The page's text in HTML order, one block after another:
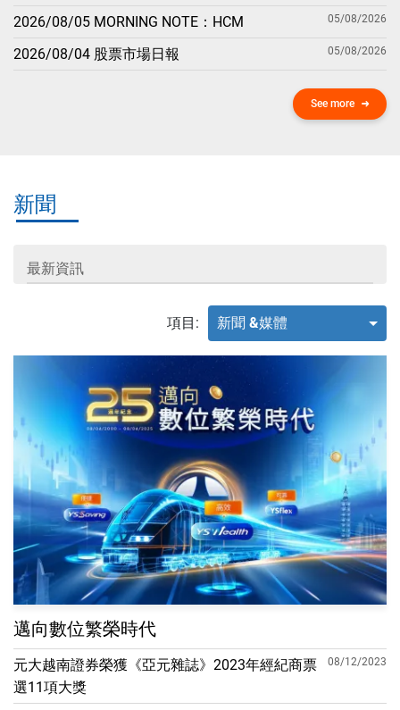
2026/08/05 MORNING NOTE：HCM 05/08/2026
2026/08/04 股票市場日報 05/08/2026
See more
新聞
最新資訊
項目: 新聞 &媒體
邁向數位繁榮時代
元大越南證券榮獲《亞元雜誌》2023年經紀商票
選11項大獎
08/12/2023